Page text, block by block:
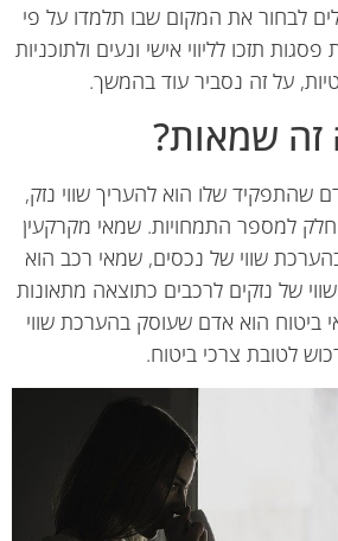
את המקום שבו תלמדו על פי
לליווי אישי ונעים ולתוכניות
על זה נסביר עוד בהמשך.
שמאות?
שלו הוא להעריך שווי נזק,
התמחויות. שמאי מקרקעין
שווי של נכסים, שמאי רכב הוא
נזקים לרכבים כתוצאה מתאונות
הוא אדם שעוסק בהערכת שווי
לטובת צרכי ביטוח.